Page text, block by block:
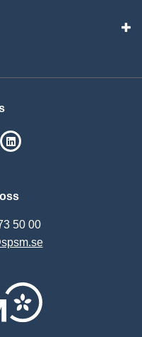
Facebook
på Instagram
50 00